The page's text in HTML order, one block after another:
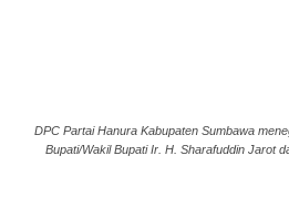
DPC Partai Hanura Kabupaten Sumbawa
Bupati/Wakil Bupati Ir. H. Sharafuddin Jarot